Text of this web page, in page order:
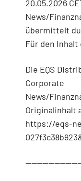
20.05.2026
News/
übermittelt
Für den
Die EQS
Corporate
News/
Originalinhalt
https://eqs-